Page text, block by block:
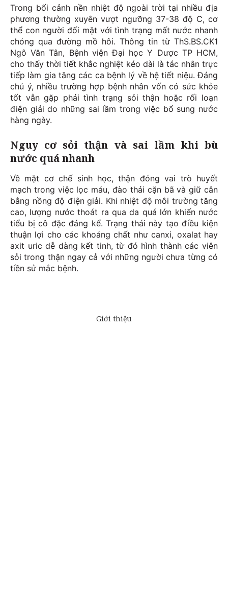
Trong bối cảnh nền nhiệt độ ngoài trời tại nhiều địa
phương thường xuyên vượt ngưỡng 37-38 độ C, cơ
thể con người đối mặt với tình trạng mất nước nhanh
chóng qua đường mồ hôi. Thông tin từ ThS.BS.CK1
Ngô Văn Tân, Bệnh viện Đại học Y Dược TP HCM,
cho thấy thời tiết khắc nghiệt kéo dài là tác nhân trực
tiếp làm gia tăng các ca bệnh lý về hệ tiết niệu. Đáng
chú ý, nhiều trường hợp bệnh nhân vốn có sức khỏe
tốt vẫn gặp phải tình trạng sỏi thận hoặc rối loạn
điện giải do những sai lầm trong việc bổ sung nước
hàng ngày.
Nguy cơ sỏi thận và sai lầm khi bù
nước quá nhanh
Về mặt cơ chế sinh học, thận đóng vai trò huyết
mạch trong việc lọc máu, đào thải cặn bã và giữ cân
bằng nồng độ điện giải. Khi nhiệt độ môi trường tăng
cao, lượng nước thoát ra qua da quá lớn khiến nước
tiểu bị cô đặc đáng kể. Trạng thái này tạo điều kiện
thuận lợi cho các khoáng chất như canxi, oxalat hay
axit uric dễ dàng kết tinh, từ đó hình thành các viên
sỏi trong thận ngay cả với những người chưa từng có
tiền sử mắc bệnh.